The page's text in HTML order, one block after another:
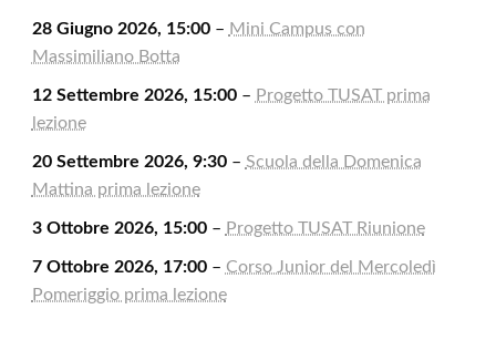
28 Giugno 2026, 15:00– Mini Campus con
Massimiliano Botta
12 Settembre 2026, 15:00– Progetto TUSAT prima
lezione
20 Settembre 2026, 9:30– Scuola della Domenica
Mattina prima lezione
3 Ottobre 2026, 15:00– Progetto TUSAT Riunione
7 Ottobre 2026, 17:00– Corso Junior del Mercoledì
Pomeriggio prima lezione